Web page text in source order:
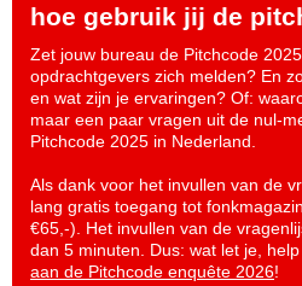
hoe gebruik jij de
Zet jouw bureau de Pitchcode
opdrachtgevers zich melden? En
en wat zijn je ervaringen? Of:
maar een paar vragen uit de nul-
Pitchcode 2025 in Nederland.
Als dank voor het invullen van de
lang gratis toegang tot
€65,-). Het invullen van de
dan 5 minuten. Dus: wat let je,
aan de Pitchcode enquête 2026!